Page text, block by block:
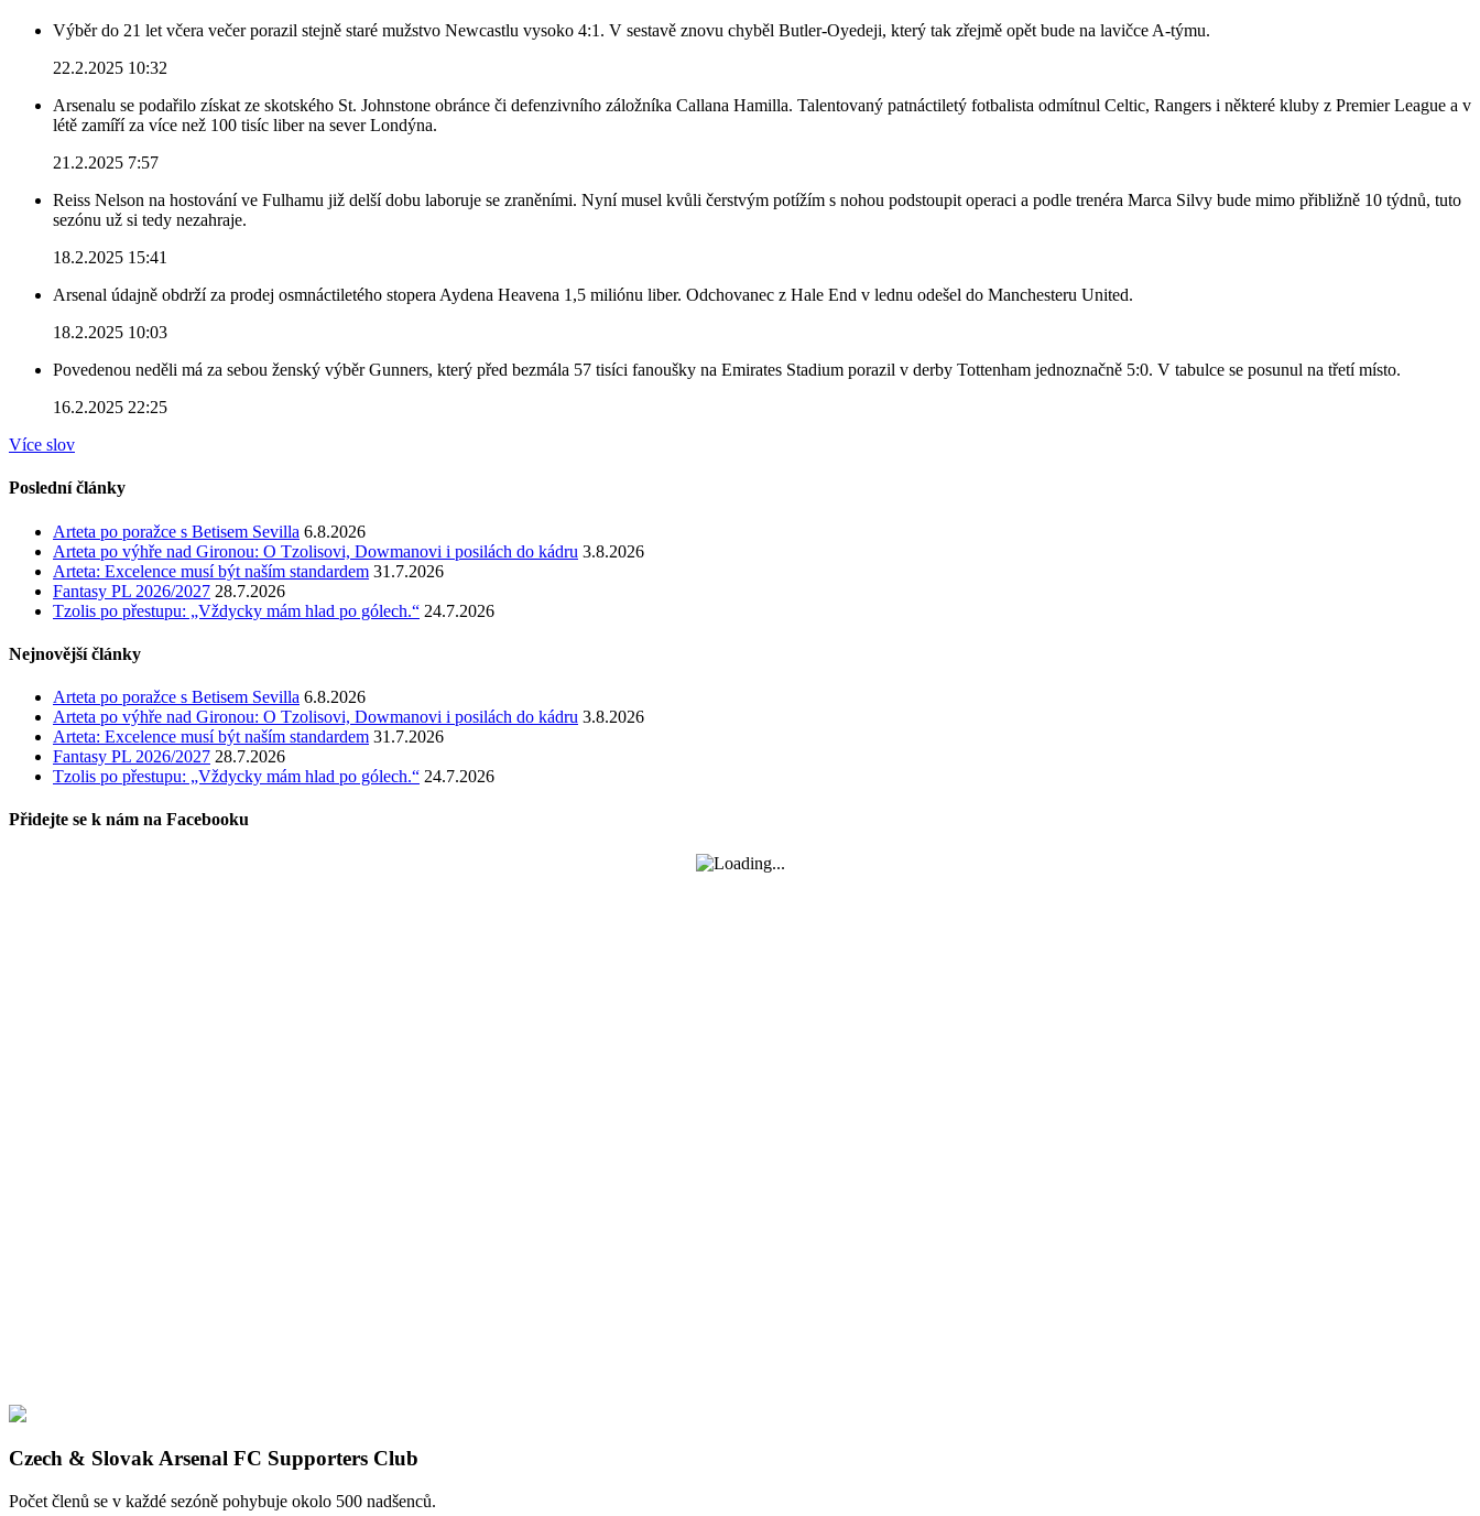
Výběr do 21 let včera večer porazil stejně staré mužstvo Newcastlu vysoko 4:1. V sestavě znovu chyběl Butler-Oyedeji, který tak zřejmě opět bude na lavičce A-týmu.
22.2.2025 10:32
Arsenalu se podařilo získat ze skotského St. Johnstone obránce či defenzivního záložníka Callana Hamilla. Talentovaný patnáctiletý fotbalista odmítnul Celtic, Rangers i některé kluby z Premier League a v
létě zamíří za více než 100 tisíc liber na sever Londýna.
21.2.2025 7:57
Reiss Nelson na hostování ve Fulhamu již delší dobu laboruje se zraněními. Nyní musel kvůli čerstvým potížím s nohou podstoupit operaci a podle trenéra Marca Silvy bude mimo přibližně 10 týdnů, tuto
sezónu už si tedy nezahraje.
18.2.2025 15:41
Arsenal údajně obdrží za prodej osmnáctiletého stopera Aydena Heavena 1,5 miliónu liber. Odchovanec z Hale End v lednu odešel do Manchesteru United.
18.2.2025 10:03
Povedenou neděli má za sebou ženský výběr Gunners, který před bezmála 57 tisíci fanoušky na Emirates Stadium porazil v derby Tottenham jednoznačně 5:0. V tabulce se posunul na třetí místo.
16.2.2025 22:25
Více slov
Poslední články
Arteta po poražce s Betisem Sevilla 6.8.2026
Arteta po výhře nad Gironou: O Tzolisovi, Dowmanovi i posilách do kádru 3.8.2026
Arteta: Excelence musí být naším standardem 31.7.2026
Fantasy PL 2026/2027 28.7.2026
Tzolis po přestupu: „Vždycky mám hlad po gólech.“ 24.7.2026
Nejnovější články
Arteta po poražce s Betisem Sevilla 6.8.2026
Arteta po výhře nad Gironou: O Tzolisovi, Dowmanovi i posilách do kádru 3.8.2026
Arteta: Excelence musí být naším standardem 31.7.2026
Fantasy PL 2026/2027 28.7.2026
Tzolis po přestupu: „Vždycky mám hlad po gólech.“ 24.7.2026
Přidejte se k nám na Facebooku
Czech & Slovak Arsenal FC Supporters Club
Počet členů se v každé sezóně pohybuje okolo 500 nadšenců.